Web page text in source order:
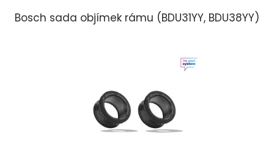
Bosch sada objímek rámu (BDU31YY, BDU38YY)